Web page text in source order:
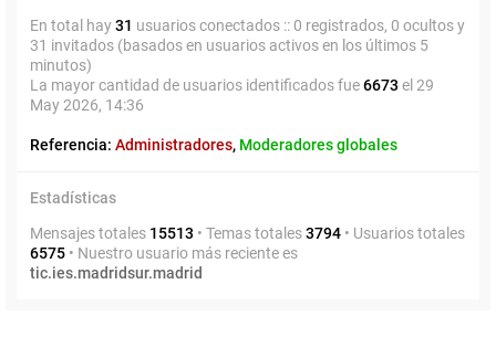
En total hay31 usuarios conectados :: 0 registrados, 0 ocultos y
31 invitados (basados en usuarios activos en los últimos 5
minutos)
La mayor cantidad de usuarios identificados fue6673 el 29
May 2026, 14:36
Referencia: Administradores, Moderadores globales
Estadísticas
Mensajes totales 15513 • Temas totales3794 • Usuarios totales
6575 • Nuestro usuario más reciente es
tic.ies.madridsur.madrid